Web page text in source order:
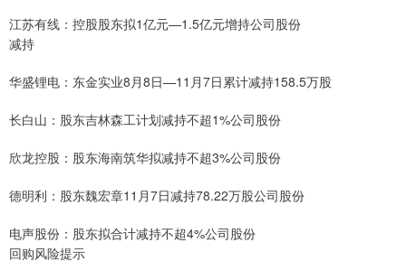
江苏有线：控股股东拟1亿元—1.5亿元增持公司股份
减持
华盛锂电：东金实业8月8日—11月7日累计减持158.5万股
长白山：股东吉林森工计划减持不超1%公司股份
欣龙控股：股东海南筑华拟减持不超3%公司股份
德明利：股东魏宏章11月7日减持78.22万股公司股份
电声股份：股东拟合计减持不超4%公司股份
回购风险提示